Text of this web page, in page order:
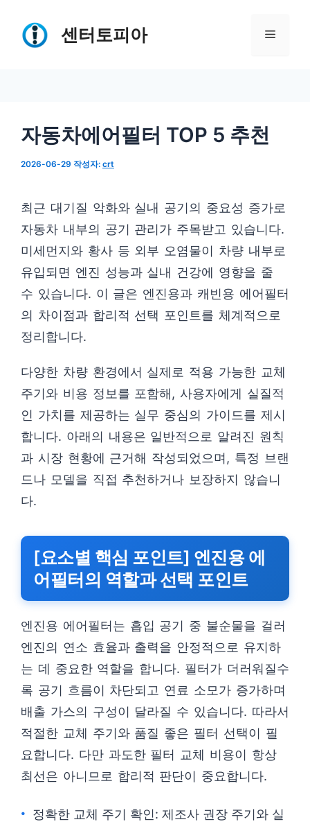
센터토피아 메
자동차에어필터 TOP 5 추천
2026-06-29 작성자: crt
최근 대기질 악화와 실내 공기의 중요성 증가로
자동차 내부의 공기 관리가 주목받고 있습니다.
미세먼지와 황사 등 외부 오염물이 차량 내부로
유입되면 엔진 성능과 실내 건강에 영향을 줄
수 있습니다. 이 글은 엔진용과 캐빈용 에어필터
의 차이점과 합리적 선택 포인트를 체계적으로
정리합니다.
다양한 차량 환경에서 실제로 적용 가능한 교체
주기와 비용 정보를 포함해, 사용자에게 실질적
인 가치를 제공하는 실무 중심의 가이드를 제시
합니다. 아래의 내용은 일반적으로 알려진 원칙
과 시장 현황에 근거해 작성되었으며, 특정 브랜
드나 모델을 직접 추천하거나 보장하지 않습니
다.
[요소별 핵심 포인트] 엔진용 에
어필터의 역할과 선택 포인트
엔진용 에어필터는 흡입 공기 중 불순물을 걸러
엔진의 연소 효율과 출력을 안정적으로 유지하
는 데 중요한 역할을 합니다. 필터가 더러워질수
록 공기 흐름이 차단되고 연료 소모가 증가하며
배출 가스의 구성이 달라질 수 있습니다. 따라서
적절한 교체 주기와 품질 좋은 필터 선택이 필
요합니다. 다만 과도한 필터 교체 비용이 항상
최선은 아니므로 합리적 판단이 중요합니다.
정확한 교체 주기 확인: 제조사 권장 주기와 실